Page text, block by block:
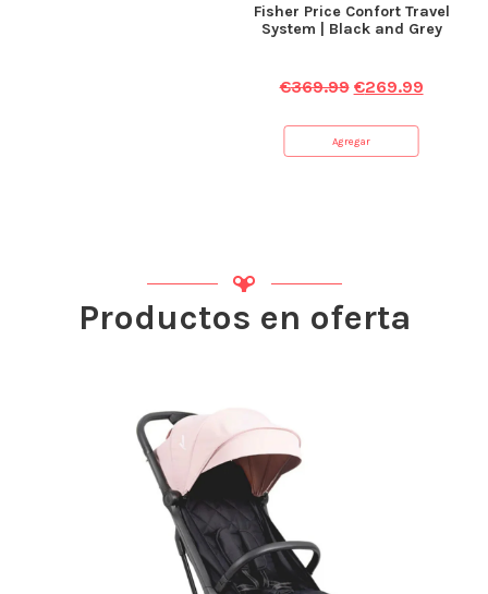
Fisher Price Confort Travel
System | Black and Grey
€369.99 €269.99
Agregar
Productos en oferta